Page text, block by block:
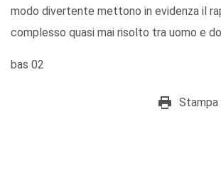
modo divertente mettono in evidenza il
complesso quasi mai risolto tra uomo e
bas 02